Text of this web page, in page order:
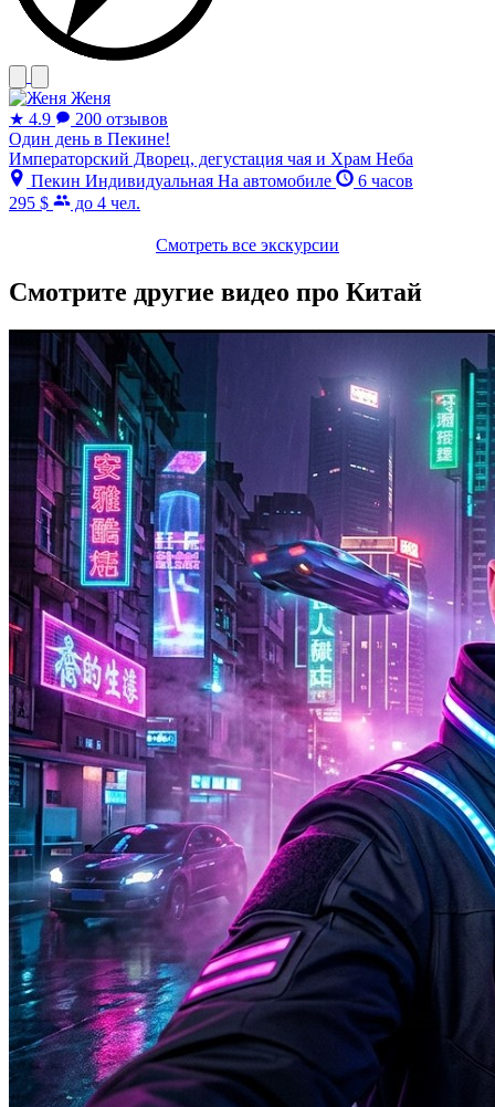
Женя
★ 4.9
200 отзывов
Один день в Пекине!
Императорский Дворец, дегустация чая и Храм Неба
Пекин Индивидуальная На автомобиле
6 часов
295 $
до 4 чел.
Смотреть все экскурсии
Смотрите другие видео про Китай